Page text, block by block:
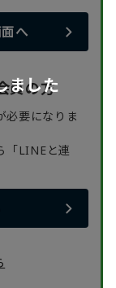
へ
員の方
必要になりま
「LINEと連
ました